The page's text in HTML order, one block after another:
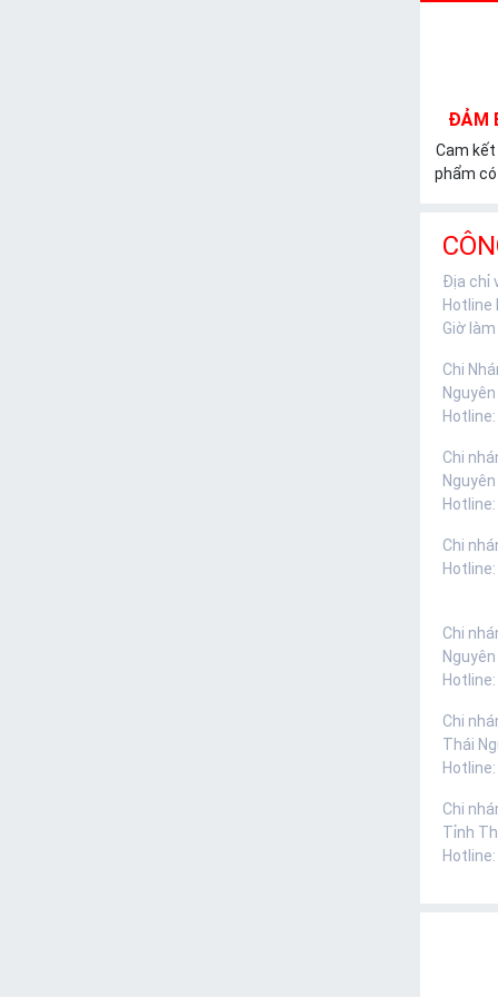
ĐẢM
Cam
phẩm
Địa chỉ
Hotline
Giờ
Chi
Nguyên
Hotline:
Chi
Nguyên
Hotline:
Chi
Hotline:
Chi
Nguyên
Hotline:
Chi
Thái
Hotline:
Chi
Tỉnh
Hotline: